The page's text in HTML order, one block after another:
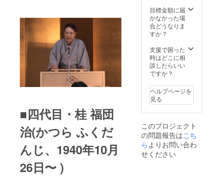
■四代目・桂 福団
治(かつら ふくだ
んじ、1940年10月
26日〜 )
予定。登壇者は
未定)
目標金額に届
かなかった場
合どうなりま
すか？
支援で困った
時はどこに相
談したらいい
ですか？
ヘルプページを
見る
このプロジェクト
の問題報告はこち
らよりお問い合わ
せください